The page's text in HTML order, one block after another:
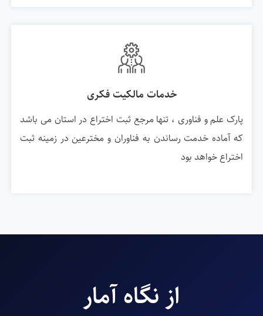
خدمات مالکیت فکری
پارک علم و فناوری ، تنها مرجع ثبت اختراع در استان می باشد
که آماده خدمت رساندن به فناوران و مخترعین در زمینه ثبت
اختراع خواهد بود
از نگاه آمار